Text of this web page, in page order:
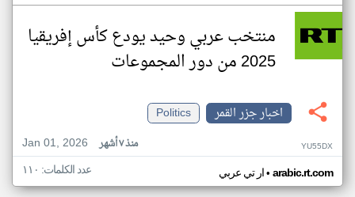
منتخب عربي وحيد يودع كأس إفريقيا
2025 من دور المجموعات
اخبار جزر القمر
Politics
Jan 01, 2026
منذ ٧ أشهر YU55DX
ار تي عربي• arabic.rt.com عدد الكلمات: ١١٠